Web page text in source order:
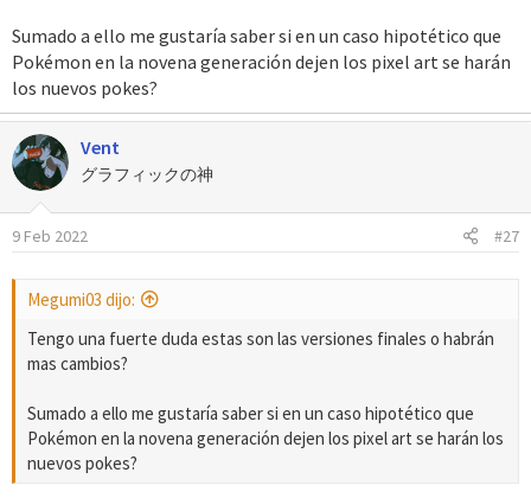
Sumado a ello me gustaría saber si en un caso hipotético que
Pokémon en la novena generación dejen los pixel art se harán
los nuevos pokes?
Vent
グラフィックの神
9 Feb 2022 #27
Megumi03 dijo:
Tengo una fuerte duda estas son las versiones finales o habrán
mas cambios?
Sumado a ello me gustaría saber si en un caso hipotético que
Pokémon en la novena generación dejen los pixel art se harán los
nuevos pokes?